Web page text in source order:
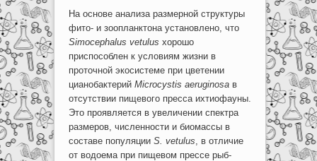
На основе анализа размерной структуры
фито- и зоопланктона установлено, что
Simocephalus vetulus хорошо
приспособлен к условиям жизни в
проточной экосистеме при цветении
цианобактерий Microcystis aeruginosaв
отсутствии пищевого пресса ихтиофауны.
Это проявляется в увеличении спектра
размеров, численности и биомассы в
составе популяции S. vetulus , в отличие
от водоема при пищевом прессе рыб-